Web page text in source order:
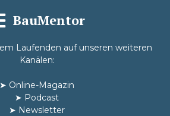
BauMentor
Laufenden auf unseren weiteren
Kanälen:
➤ Online-Magazin
➤ Podcast
➤ Newsletter